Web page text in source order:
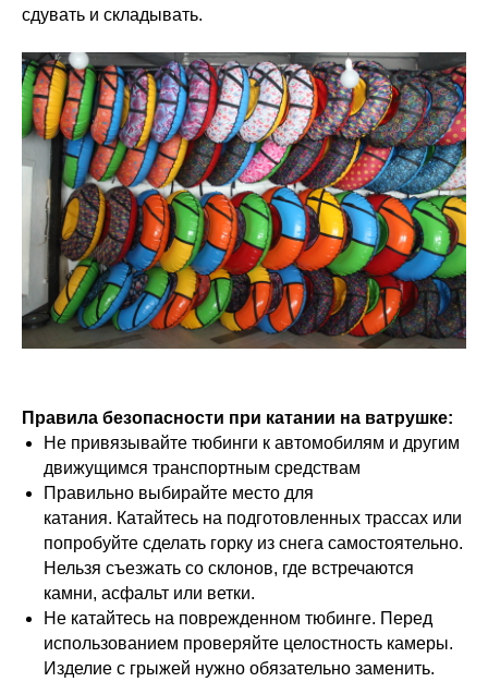
сдувать и складывать.
Правила безопасности при катании на ватрушке:
Не привязывайте тюбинги к автомобилям и другим
движущимся транспортным средствам
Правильно выбирайте место для
катания. Катайтесь на подготовленных трассах или
попробуйте сделать горку из снега самостоятельно.
Нельзя съезжать со склонов, где встречаются
камни, асфальт или ветки.
Не катайтесь на поврежденном тюбинге. Перед
использованием проверяйте целостность камеры.
Изделие с грыжей нужно обязательно заменить.